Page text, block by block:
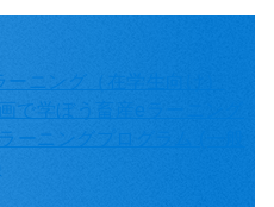
ニング（在学生向け）
学ぼう畜産eラーニング
ニングプログラム (一般